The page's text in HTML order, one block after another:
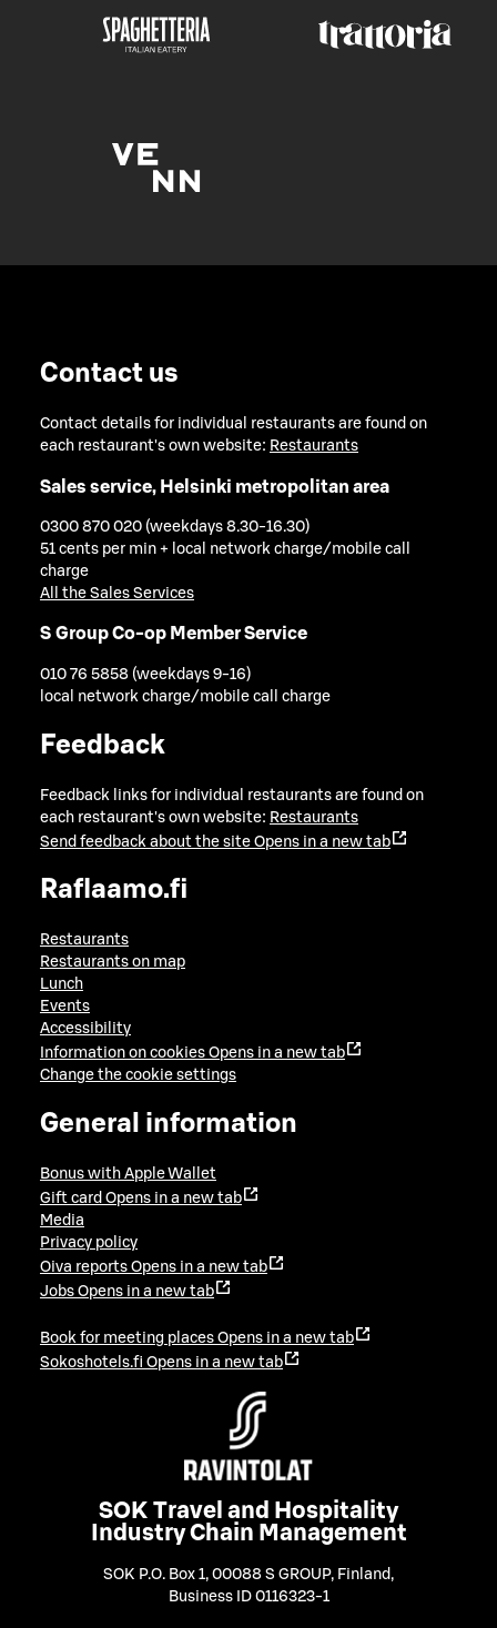
Contact us
Contact details for individual restaurants are found on
each restaurant's own website: Restaurants
Sales service, Helsinki metropolitan area
0300 870 020 (weekdays 8.30-16.30)
51 cents per min + local network charge/mobile call
charge
All the Sales Services
S Group Co-op Member Service
010 76 5858 (weekdays 9-16)
local network charge/mobile call charge
Feedback
Feedback links for individual restaurants are found on
each restaurant's own website: Restaurants
Send feedback about the site Opens in a new tab
Raflaamo.fi
Restaurants
Restaurants on map
Lunch
Events
Accessibility
Information on cookies Opens in a new tab
Change the cookie settings
General information
Bonus with Apple Wallet
Gift card Opens in a new tab
Media
Privacy policy
Oiva reports Opens in a new tab
Jobs Opens in a new tab
Book for meeting places Opens in a new tab
Sokoshotels.fi Opens in a new tab
SOK Travel and Hospitality
Industry Chain Management
SOK P.O. Box 1, 00088 S GROUP, Finland ,
Business ID 0116323-1